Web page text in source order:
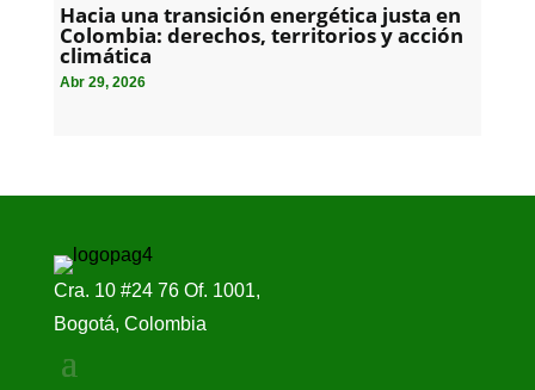
Hacia una transición energética justa en
Colombia: derechos, territorios y acción
climática
Abr 29, 2026
Cra. 10 #24 76 Of. 1001,
Bogotá, Colombia